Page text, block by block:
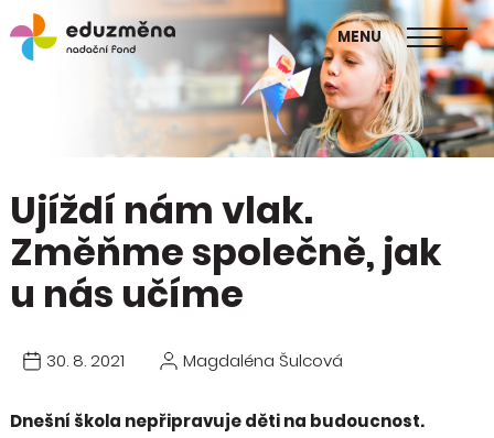
MENU
škol
Publikace Mapa změny
Ujíždí nám vlak.
Změňme společně, jak
u nás učíme
30. 8. 2021 Magdaléna Šulcová
Dnešní škola nepřipravuje děti na budoucnost.